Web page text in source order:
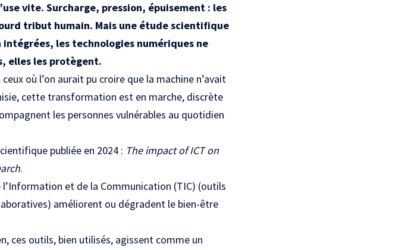
vite. Surcharge, pression, épuisement : les
tribut humain. Mais une étude scientifique
les technologies numériques ne
elles les protègent.
où l’on aurait pu croire que la machine n’avait
cette transformation est en marche, discrète
les personnes vulnérables au quotidien
publiée en 2024 : The impact of ICT on
.
et de la Communication (TIC) (outils
améliorent ou dégradent le bien-être
ces outils, bien utilisés, agissent comme un